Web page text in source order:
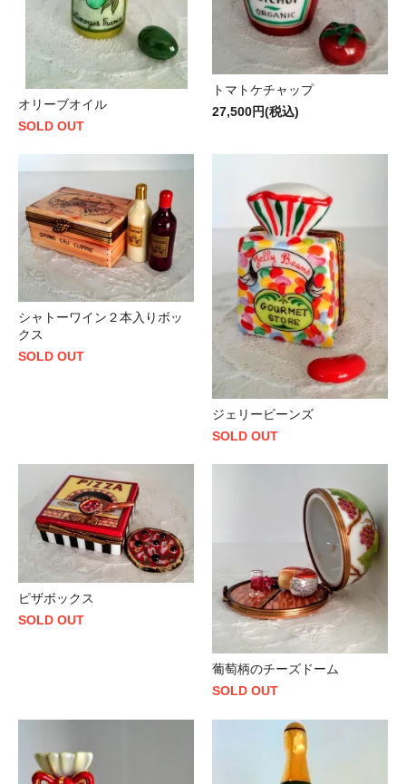
オリーブオイル
SOLD OUT
トマトケチャップ
27,500円(税込)
シャトーワイン２本入りボッ
クス
SOLD OUT
ジェリービーンズ
SOLD OUT
ピザボックス
SOLD OUT
葡萄柄のチーズドーム
SOLD OUT